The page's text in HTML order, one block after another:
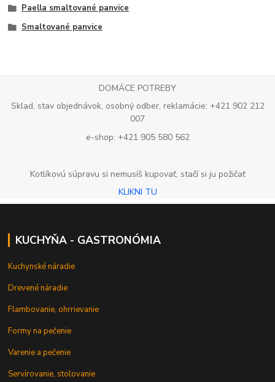
Paella smaltované panvice
Smaltované panvice
DOMÁCE POTREBY
Sklad, stav objednávok, osobný odber, reklamácie: +421 902 212
007
e-shop: +421 905 580 562
Kotlíkovú súpravu si nemusíš kupovať, stačí si ju požičať
KLIKNI TU
KUCHYŇA - GASTRONÓMIA
Kuchynské náradie
Drevené náradie
Flambovanie, ohrrievanie
Formy na pečenie
Varenie a pečenie
Servírovanie, stolovanie